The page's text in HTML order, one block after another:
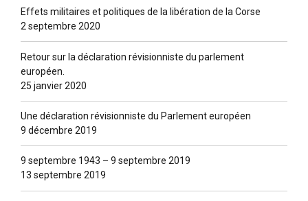
Effets militaires et politiques de la libération de la Corse
2 septembre 2020
Retour sur la déclaration révisionniste du parlement
européen.
25 janvier 2020
Une déclaration révisionniste du Parlement européen
9 décembre 2019
9 septembre 1943 – 9 septembre 2019
13 septembre 2019